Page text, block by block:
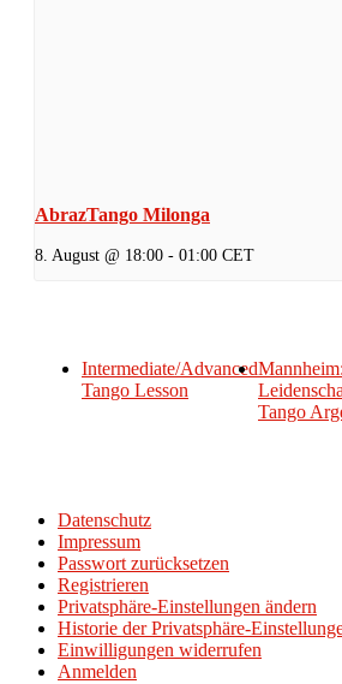
AbrazTango Milonga
8. August @ 18:00 - 01:00 CET
Intermediate/Advanced
Tango Lesson
Tango
Datenschutz
Impressum
Passwort zurücksetzen
Registrieren
Privatsphäre-Einstellungen ändern
Historie der Privatsphäre-
Einwilligungen widerrufen
Anmelden